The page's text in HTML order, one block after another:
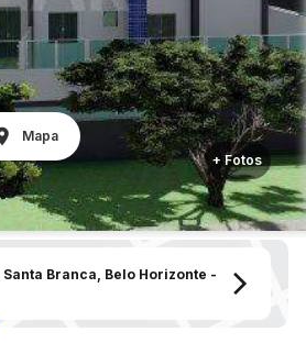
Mapa
+ Fotos
Santa Branca, Belo Horizonte -